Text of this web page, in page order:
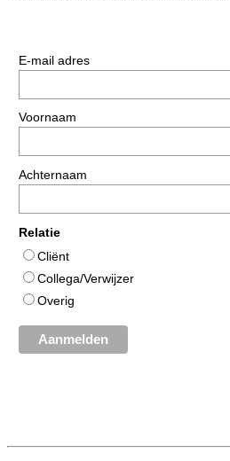
E-mail adres
Voornaam
Achternaam
Relatie
Cliënt
Collega/Verwijzer
Overig